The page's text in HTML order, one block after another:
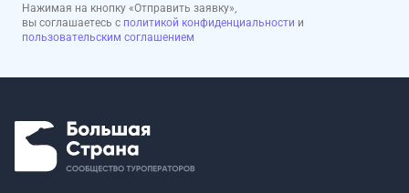
Нажимая на кнопку «Отправить заявку»,
вы соглашаетесь с политикой конфиденциальности и
пользовательским соглашением